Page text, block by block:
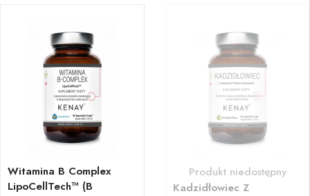
Witamina B Complex
LipoCellTech™ (B
Produkt niedostępny
Kadzidłowiec Z